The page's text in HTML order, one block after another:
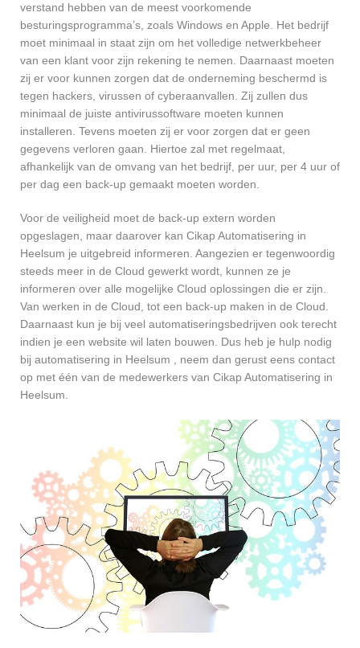
verstand hebben van de meest voorkomende
besturingsprogramma’s, zoals Windows en Apple. Het bedrijf
moet minimaal in staat zijn om het volledige netwerkbeheer
van een klant voor zijn rekening te nemen. Daarnaast moeten
zij er voor kunnen zorgen dat de onderneming beschermd is
tegen hackers, virussen of cyberaanvallen. Zij zullen dus
minimaal de juiste antivirussoftware moeten kunnen
installeren. Tevens moeten zij er voor zorgen dat er geen
gegevens verloren gaan. Hiertoe zal met regelmaat,
afhankelijk van de omvang van het bedrijf, per uur, per 4 uur of
per dag een back-up gemaakt moeten worden.
Voor de veiligheid moet de back-up extern worden
opgeslagen, maar daarover kan Cikap Automatisering in
Heelsum je uitgebreid informeren. Aangezien er tegenwoordig
steeds meer in de Cloud gewerkt wordt, kunnen ze je
informeren over alle mogelijke Cloud oplossingen die er zijn.
Van werken in de Cloud, tot een back-up maken in de Cloud.
Daarnaast kun je bij veel automatiseringsbedrijven ook terecht
indien je een website wil laten bouwen. Dus heb je hulp nodig
bij automatisering in Heelsum , neem dan gerust eens contact
op met één van de medewerkers van Cikap Automatisering in
Heelsum.